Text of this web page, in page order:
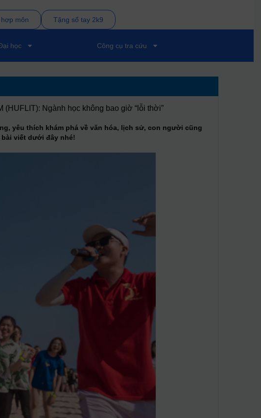
môn Tặng sổ tay 2k9
học Công cụ tra cứu
Ngành học không bao giờ “lỗi thời”
yêu thích khám phá về văn hóa, lịch sử, con người cũng
viết dưới đây nhé!